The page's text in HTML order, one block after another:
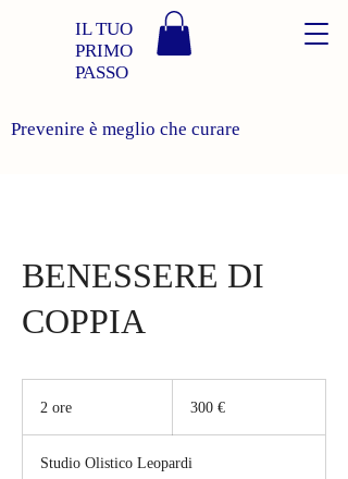
IL TUO
PRIMO
PASSO
Prevenire è meglio che curare
BENESSERE DI
COPPIA
2 ore
e
300 €
Studio Olistico Leopardi